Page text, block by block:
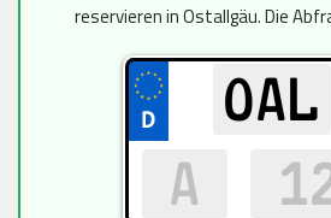
reservieren in Ostallgäu. Die